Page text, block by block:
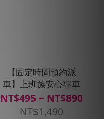
【固定時間預約派
車】上班族安心專車
NT$495 ~ NT$890
NT$1,490